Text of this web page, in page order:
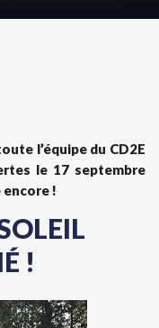
l’équipe du CD2E
le 17 septembre
encore !
!